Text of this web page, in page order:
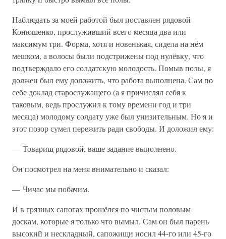
Наблюдать за моей работой был поставлен рядовой
Конюшенко, прослуживший всего месяца два или
максимум три. Форма, хотя и новенькая, сидела на нём
мешком, а волосы были подстрижены под нулёвку, что
подтверждало его солдатскую молодость. Помыв полы, я
должен был ему доложить, что работа выполнена. Сам по
себе доклад старослужащего (а я причислял себя к
таковым, ведь прослужил к тому времени год и три
месяца) молодому солдату уже был унизительным. Но я и
этот позор сумел пережить ради свободы. И доложил ему:
— Товарищ рядовой, ваше задание выполнено.
Он посмотрел на меня внимательно и сказал:
— Чичас мы побачим.
И в грязных сапогах прошёлся по чистым половым
доскам, которые я только что вымыл. Сам он был парень
высокий и нескладный, сапожищи носил 44-го или 45-го